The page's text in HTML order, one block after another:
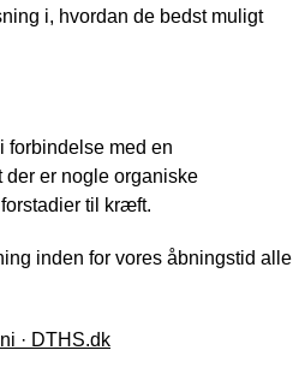
i, hvordan de bedst muligt
med en
er nogle organiske
til kræft.
inden for vores åbningstid alle
· DTHS.dk